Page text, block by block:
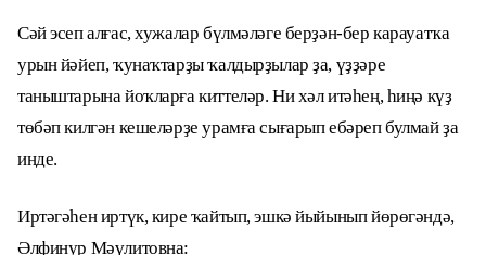
Сәй эсеп алғас, хужалар бүлмәләге берҙән-бер карауатҡа
урын йәйеп, ҡунаҡтарҙы ҡалдырҙылар ҙа, үҙҙәре
таныштарына йоҡларға киттеләр. Ни хәл итәһең, һиңә күҙ
төбәп килгән кешеләрҙе урамға сығарып ебәреп булмай ҙа
инде.
Иртәгәһен иртүк, кире ҡайтып, эшкә йыйынып йөрөгәндә,
Әлфинур Мәүлитовна: